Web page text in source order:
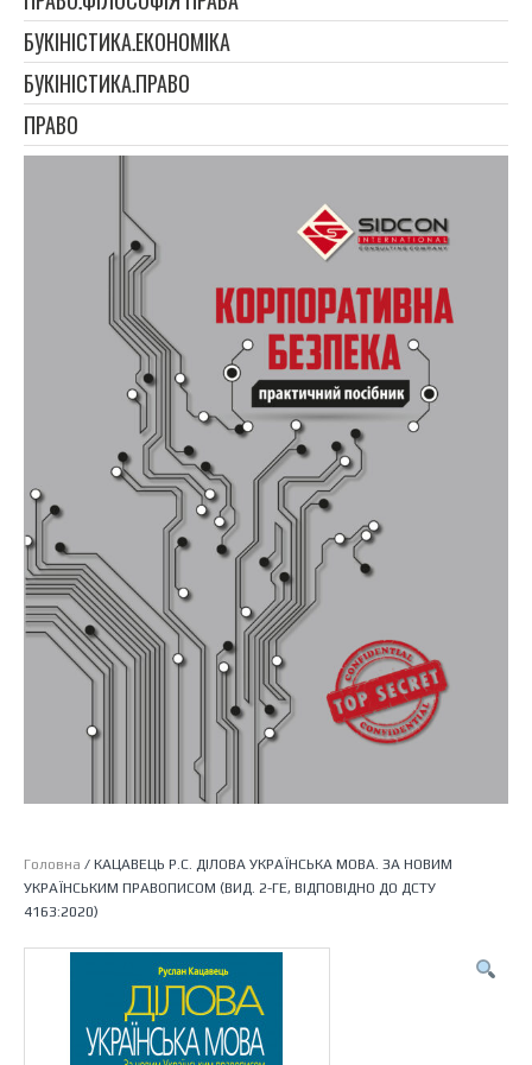
Головна / КАЦАВЕЦЬ Р.С. ДІЛОВА УКРАЇНСЬКА МОВА. ЗА НОВИМ
УКРАЇНСЬКИМ ПРАВОПИСОМ (ВИД. 2-ГЕ, ВІДПОВІДНО ДО ДСТУ
4163:2020)
БУКІНІСТИКА.ЕКОНОМІКА
БУКІНІСТИКА.ПРАВО
ПРАВО